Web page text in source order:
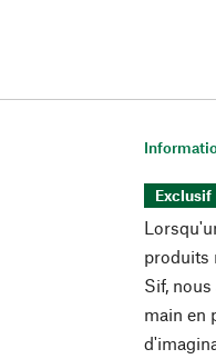
Exclusif
produits
Sif,
main en